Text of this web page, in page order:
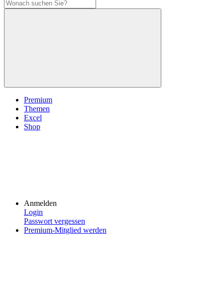
Premium
Themen
Excel
Shop
Anmelden
Login
Passwort vergessen
Premium-Mitglied werden